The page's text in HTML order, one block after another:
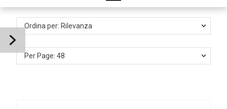
Ordina per: Rilevanza
Per Page: 48